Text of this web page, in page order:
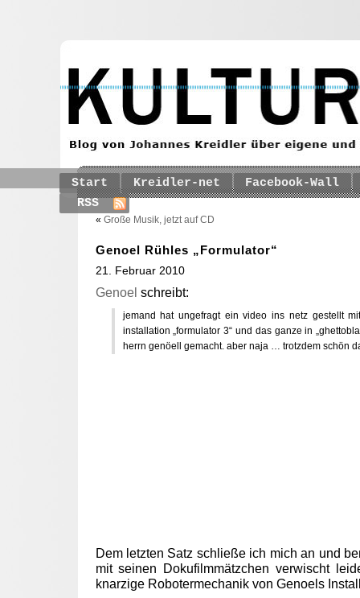
Start Kreidler-net
Facebook-Wall
RSS
« Große Musik, jetzt auf CD
Genoel Rühles „Formulator“
21. Februar 2010
Genoel schreibt:
jemand hat ungefragt ein video ins netz gestellt
installation „formulator 3“ und das ganze in
herrn genöell gemacht. aber naja … trotzdem schön
Dem letzten Satz schließe ich mich an und
mit seinen Dokufilmmätzchen verwischt
knarzige Robotermechanik von Genoels